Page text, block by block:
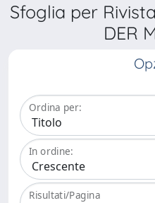
Sfoglia per
DER
Ordina per:
In ordine:
Risultati/Pagina